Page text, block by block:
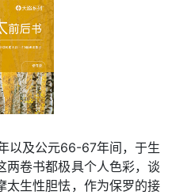
以及公元66-67年间，于生
两卷书都极具个人色彩，谈
太生性胆怯，作为保罗的接